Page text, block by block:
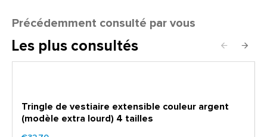
Précédemment consulté par vous
Les plus consultés
Tringle de vestiaire extensible couleur argent
(modèle extra lourd) 4 tailles